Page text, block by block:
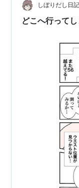
ランニングを始
対にNG。運動習
しぼりだし日記
どこへ行って